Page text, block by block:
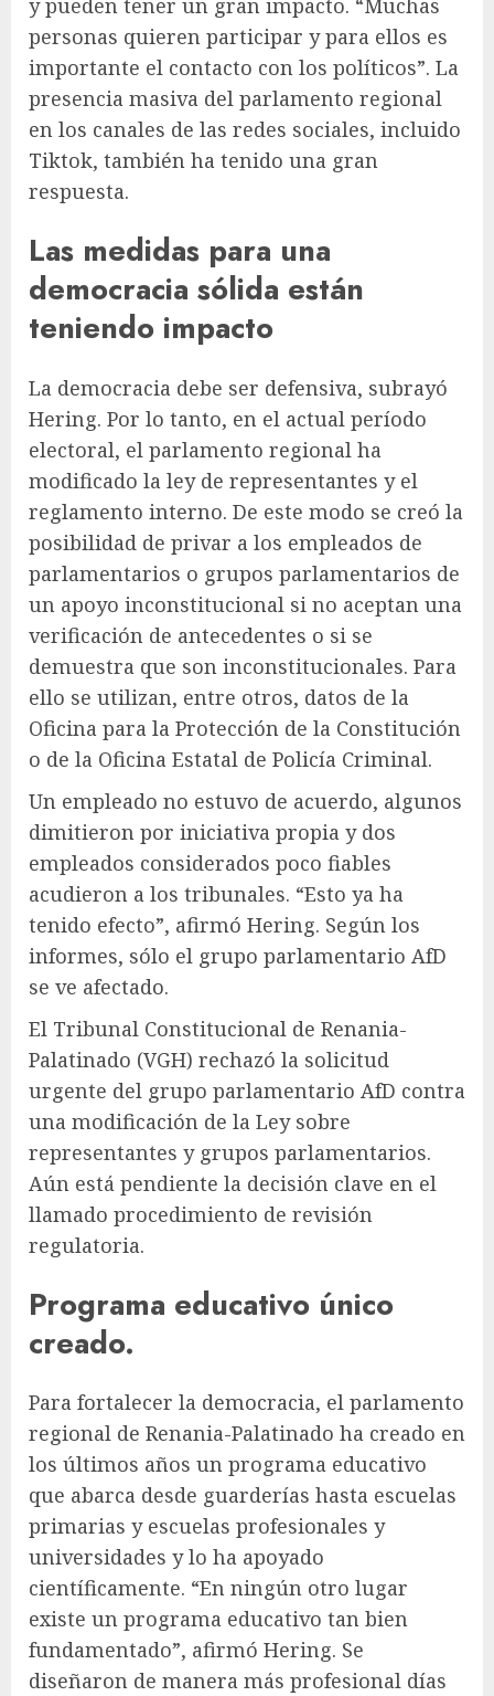
personas quieren participar y para ellos es
importante el contacto con los políticos”. La
presencia masiva del parlamento regional
en los canales de las redes sociales, incluido
Tiktok, también ha tenido una gran
respuesta.
Las medidas para una
democracia sólida están
teniendo impacto
La democracia debe ser defensiva, subrayó
Hering. Por lo tanto, en el actual período
electoral, el parlamento regional ha
modificado la ley de representantes y el
reglamento interno. De este modo se creó la
posibilidad de privar a los empleados de
parlamentarios o grupos parlamentarios de
un apoyo inconstitucional si no aceptan una
verificación de antecedentes o si se
demuestra que son inconstitucionales. Para
ello se utilizan, entre otros, datos de la
Oficina para la Protección de la Constitución
o de la Oficina Estatal de Policía Criminal.
Un empleado no estuvo de acuerdo, algunos
dimitieron por iniciativa propia y dos
empleados considerados poco fiables
acudieron a los tribunales. “Esto ya ha
tenido efecto”, afirmó Hering. Según los
informes, sólo el grupo parlamentario AfD
se ve afectado.
El Tribunal Constitucional de Renania-
Palatinado (VGH) rechazó la solicitud
urgente del grupo parlamentario AfD contra
una modificación de la Ley sobre
representantes y grupos parlamentarios.
Aún está pendiente la decisión clave en el
llamado procedimiento de revisión
regulatoria.
Programa educativo único
creado.
Para fortalecer la democracia, el parlamento
regional de Renania-Palatinado ha creado en
los últimos años un programa educativo
que abarca desde guarderías hasta escuelas
primarias y escuelas profesionales y
universidades y lo ha apoyado
científicamente. “En ningún otro lugar
existe un programa educativo tan bien
fundamentado”, afirmó Hering. Se
diseñaron de manera más profesional días